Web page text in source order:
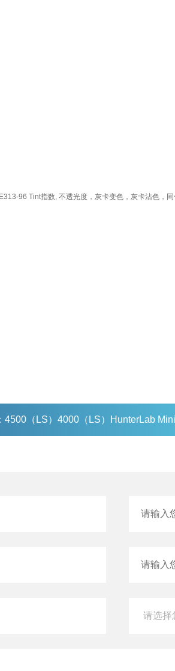
96 Tint指数, 不透光度，灰卡变色，灰卡沾色，
4500（LS）4000（LS）HunterLab MiniScan EZ手提式色